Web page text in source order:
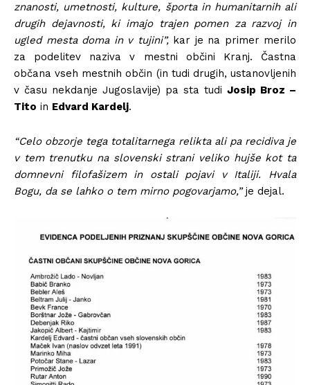
znanosti, umetnosti, kulture, športa in humanitarnih ali
drugih dejavnosti, ki imajo trajen pomen za razvoj in
ugled mesta doma in v tujini”, kar je na primer merilo
za podelitev naziva v mestni občini Kranj. Častna
občana vseh mestnih občin (in tudi drugih, ustanovljenih
v času nekdanje Jugoslavije) pa sta tudi Josip Broz –
Tito in Edvard Kardelj.
“Celo obzorje tega totalitarnega relikta ali pa recidiva je
v tem trenutku na slovenski strani veliko hujše kot ta
domnevni filofašizem in ostali pojavi v Italiji. Hvala
Bogu, da se lahko o tem mirno pogovarjamo,”je dejal.